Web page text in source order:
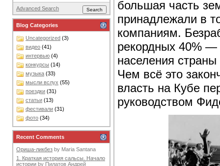
большая часть
принадлежали в
компаниям.
рекордных 40% —
населения
Чем всё это
власть на Кубе
руководством
Advanced Search
Blog Categories
Uncategorized (3)
видео (41)
интервью (4)
конкурсы (14)
музыка (33)
мысли вслух (55)
поездки (31)
статьи (13)
фестивали (31)
фото (34)
Recent Comments
Ориша-ликбез by Maria Santana
1. Краткая история сальсы. Начало
истории by Пилатов Андрей